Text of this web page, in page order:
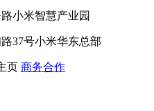
小米智慧产业园
37号小米华东总部
页 商务合作